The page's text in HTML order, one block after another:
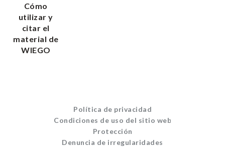
Cómo
utilizar y
citar el
material de
WIEGO
Política de privacidad
Condiciones de uso del sitio web
Protección
Denuncia de irregularidades